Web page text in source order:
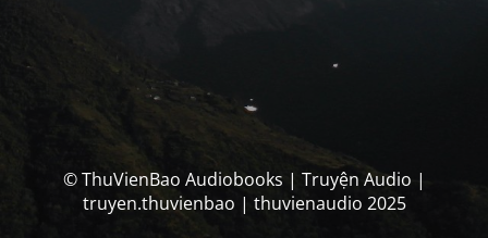
© ThuVienBao Audiobooks | Truyện Audio |
truyen.thuvienbao | thuvienaudio 2025